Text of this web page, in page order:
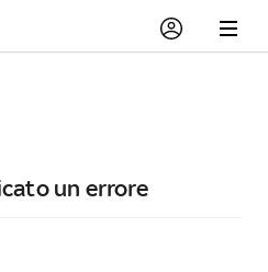
un errore